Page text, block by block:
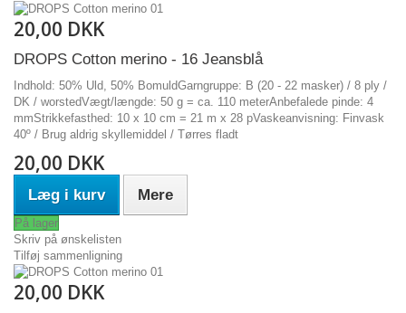
20,00 DKK
DROPS Cotton merino - 16 Jeansblå
Indhold: 50% Uld, 50% BomuldGarngruppe: B (20 - 22 masker) / 8 ply /
DK / worstedVægt/længde: 50 g = ca. 110 meterAnbefalede pinde: 4
mmStrikkefasthed: 10 x 10 cm = 21 m x 28 pVaskeanvisning: Finvask
40º / Brug aldrig skyllemiddel / Tørres fladt
20,00 DKK
Læg i kurv Mere
På lager
Skriv på ønskelisten
Tilføj sammenligning
20,00 DKK